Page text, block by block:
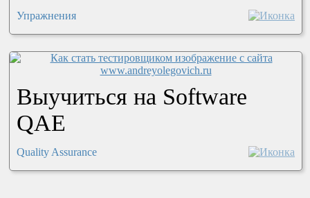
Упражнения
Выучиться на Software
QAE
Quality Assurance